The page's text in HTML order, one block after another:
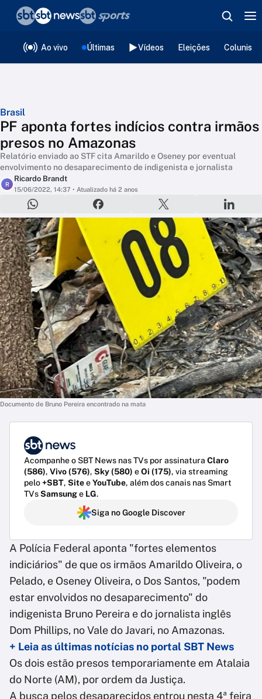
Ao vivo Últimas Vídeos Eleições
Brasil
PF aponta fortes indícios contra irmãos
presos no Amazonas
Relatório enviado ao STF cita Amarildo e Oseney por eventual
envolvimento no desaparecimento de indigenista e jornalista
R
Ricardo Brandt
15/06/2022, 14:37 • Atualizado há 2 anos
Documento de Bruno Pereira encontrado na mata
Acompanhe o SBT News nas TVs por assinatura Claro
(586), Vivo (576), Sky (580) eOi (175), via streaming
pelo+SBT, SiteeYouTube, além dos canais nas Smart
TVsSamsunge LG.
Siga no Google Discover
A Polícia Federal aponta "fortes elementos
indiciários" de que os irmãos Amarildo Oliveira, o
Pelado, e Oseney Oliveira, o Dos Santos, "podem
estar envolvidos no desaparecimento" do
indigenista Bruno Pereira e do jornalista inglês
Dom Phillips, no Vale do Javari, no Amazonas.
+ Leia as últimas notícias no portal SBT News
Os dois estão presos temporariamente em Atalaia
do Norte (AM), por ordem da Justiça.
A busca pelos desaparecidos entrou nesta 4ª feira
❮voltar
Editorias